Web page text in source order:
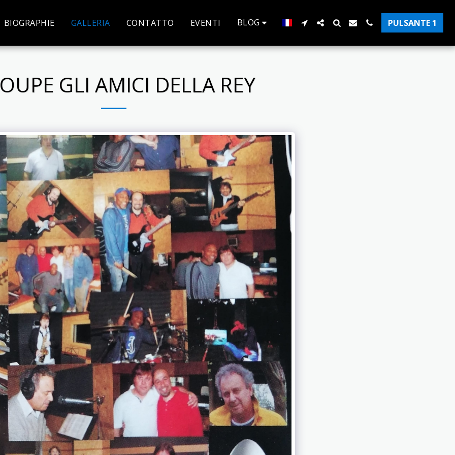
BIOGRAPHIE GALLERIA CONTATTO EVENTI BLOG PULSANTE 1
GLI AMICI DELLA REY